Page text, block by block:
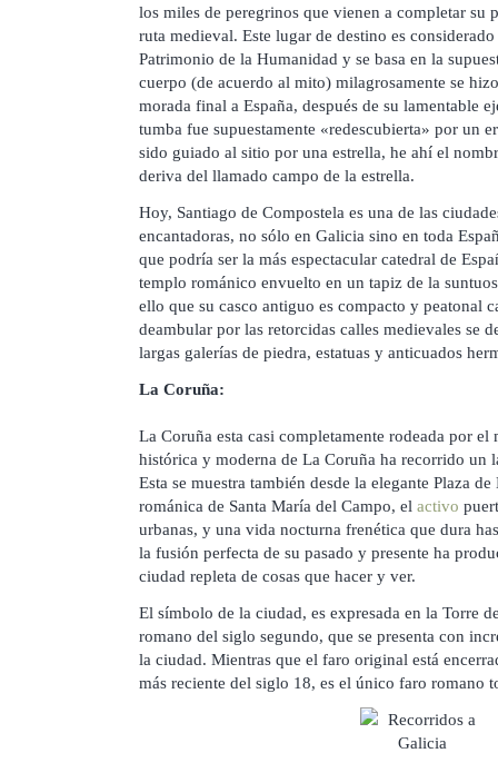
los miles de peregrinos que vienen a completar su
ruta medieval. Este lugar de destino es
Patrimonio de la Humanidad y se basa en la
cuerpo (de acuerdo al mito) milagrosamente se
morada final a España, después de su lamentable
tumba fue supuestamente «redescubierta» por un
sido guiado al sitio por una estrella, he ahí el
deriva del llamado campo de la estrella.
Hoy, Santiago de Compostela es una de las
encantadoras, no sólo en Galicia sino en toda
que podría ser la más espectacular catedral de
templo románico envuelto en un tapiz de la
ello que su casco antiguo es compacto y peatonal
deambular por las retorcidas calles medievales se
largas galerías de piedra, estatuas y anticuados
La Coruña:
La Coruña esta casi completamente rodeada por el
histórica y moderna de La Coruña ha recorrido un
Esta se muestra también desde la elegante Plaza
románica de Santa María del Campo, el activo
urbanas, y una vida nocturna frenética que dura
la fusión perfecta de su pasado y presente ha
ciudad repleta de cosas que hacer y ver.
El símbolo de la ciudad, es expresada en la Torre
romano del siglo segundo, que se presenta con
la ciudad. Mientras que el faro original está
más reciente del siglo 18, es el único faro romano